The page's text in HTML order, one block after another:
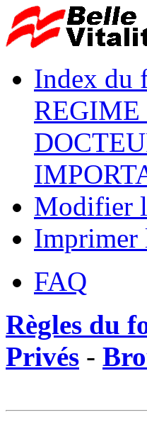
Index du
REGIME
Modifier
Imprimer
FAQ
Règles du
Privés -